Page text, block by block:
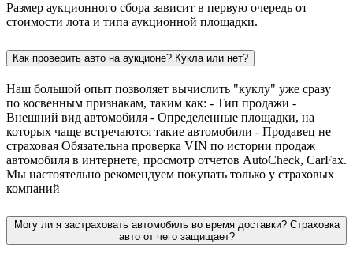
Размер аукционного сбора зависит в первую очередь от
стоимости лота и типа аукционной площадки.
Как проверить авто на аукционе? Кукла или нет?
Наш большой опыт позволяет вычислить "куклу" уже сразу
по косвенным признакам, таким как: - Тип продажи -
Внешний вид автомобиля - Определенные площадки, на
которых чаще встречаются такие автомобили - Продавец не
страховая Обязательна проверка VIN по истории продаж
автомобиля в интернете, просмотр отчетов AutoCheck, CarFax.
Мы настоятельно рекомендуем покупать только у страховых
компаний
Могу ли я застраховать автомобиль во время доставки? Страховка
авто от чего защищает?